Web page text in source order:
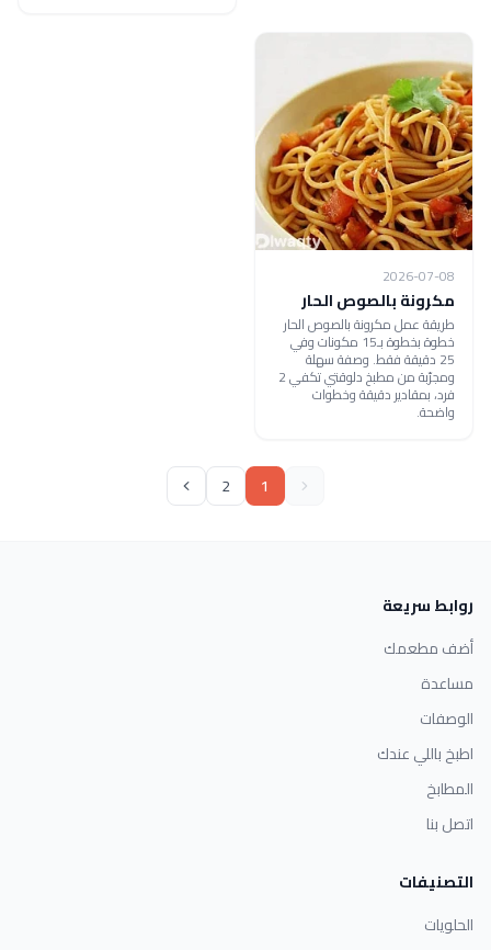
2026-07-08
مكرونة بالصوص الحار
طريقة عمل مكرونة بالصوص الحار
خطوة بخطوة بـ15 مكونات وفي
25 دقيقة فقط. وصفة سهلة
ومجرّبة من مطبخ دلوقتي تكفي 2
فرد، بمقادير دقيقة وخطوات
واضحة.
1
2
روابط سريعة
أضف مطعمك
مساعدة
الوصفات
اطبخ باللي عندك
المطابخ
اتصل بنا
التصنيفات
الحلويات